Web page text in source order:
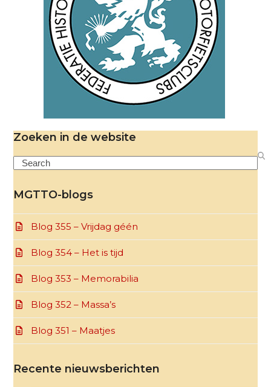
Zoeken in de website
Search
MGTTO-blogs
Blog 355 – Vrijdag géén
Blog 354 – Het is tijd
Blog 353 – Memorabilia
Blog 352 – Massa’s
Blog 351 – Maatjes
Recente nieuwsberichten